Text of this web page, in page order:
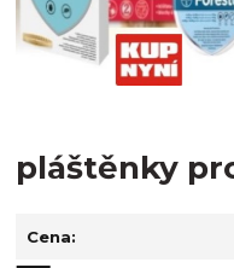
pláštěnky
Cena: